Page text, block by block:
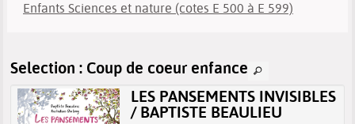
Enfants Sciences et nature (cotes E 500 à E 599)
Selection : Coup de coeur enfance
LES PANSEMENTS INVISIBLES
/ BAPTISTE BEAULIEU